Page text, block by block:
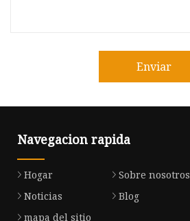
Enviar
Navegacion rapida
Hogar Sobre nosotros
Noticias
Blog
mapa del sitio